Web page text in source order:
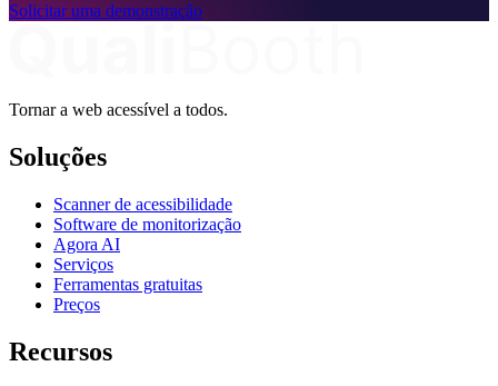
Solicitar uma demonstração
Tornar a web acessível a todos.
Soluções
Scanner de acessibilidade
Software de monitorização
Agora AI
Serviços
Ferramentas gratuitas
Preços
Recursos